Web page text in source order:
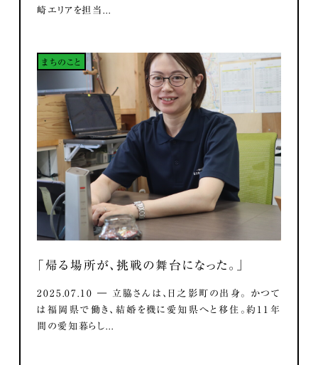
崎エリアを担当...
まちのこと
「帰る場所が、挑戦の舞台になった。」
2025.07.10 ― 立脇さんは、日之影町の出身。 かつて
は福岡県で働き、結婚を機に愛知県へと移住。約11年
間の愛知暮らし...